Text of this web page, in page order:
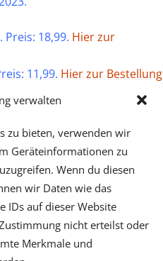
verwalten
zu bieten, verwenden wir
Geräteinformationen zu
Wenn du diesen
wir Daten wie das
IDs auf dieser Website
nicht erteilst oder
Merkmale und
Preis: 18,99. Hier zur
11,99. Hier zur Bestellung
die Daten unverändert.
- Dr. Wilfried Ehrmann -
- Center Cervantes,